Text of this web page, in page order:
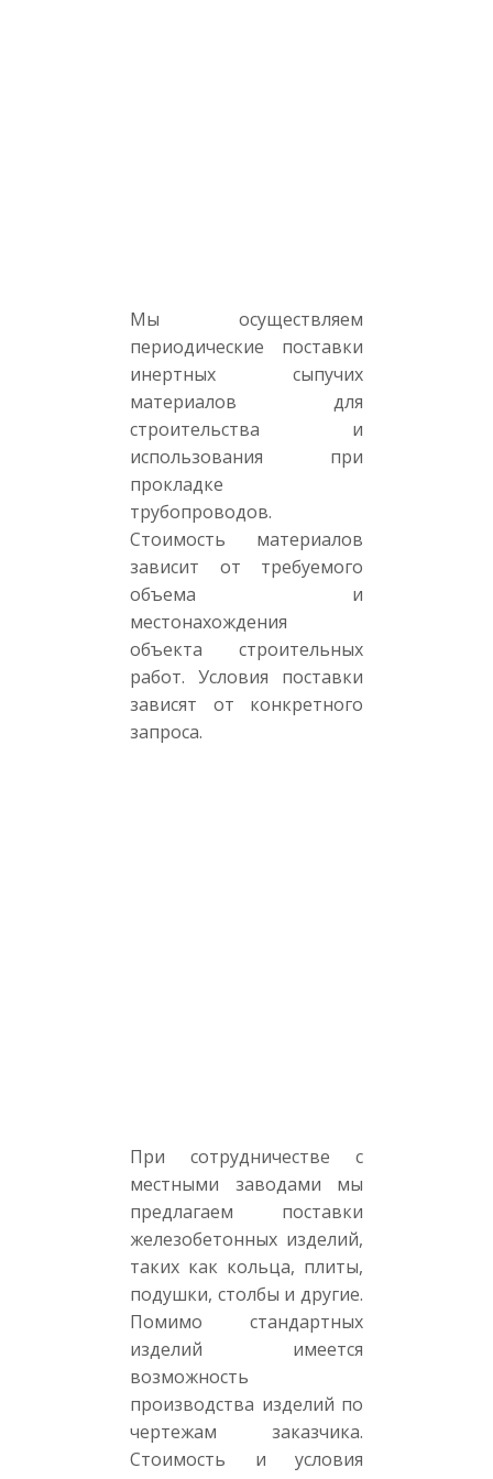
Мы осуществляем
периодические поставки
инертных сыпучих
материалов для
строительства и
использования при
прокладке
трубопроводов.
Стоимость материалов
зависит от требуемого
объема и
местонахождения
объекта строительных
работ. Условия поставки
зависят от конкретного
запроса.
При сотрудничестве с
местными заводами мы
предлагаем поставки
железобетонных изделий,
таких как кольца, плиты,
подушки, столбы и другие.
Помимо стандартных
изделий имеется
возможность
производства изделий по
чертежам заказчика.
Стоимость и условия